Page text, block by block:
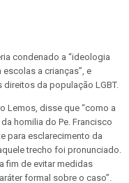
condenado a “ideologia
escolas a crianças”, e
da população LGBT.
Lemos, disse que “como a
homilia do Pe. Francisco
para esclarecimento da
trecho foi pronunciado.
fim de evitar medidas
formal sobre o caso”.